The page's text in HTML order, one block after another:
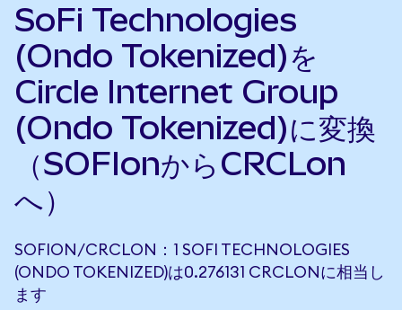
SoFi Technologies
(Ondo Tokenized)を
Circle Internet Group
(Ondo Tokenized)に変換
（SOFIonからCRCLon
へ）
SOFION/CRCLON：1 SOFI TECHNOLOGIES
(ONDO TOKENIZED)は0.276131 CRCLONに相当し
ます